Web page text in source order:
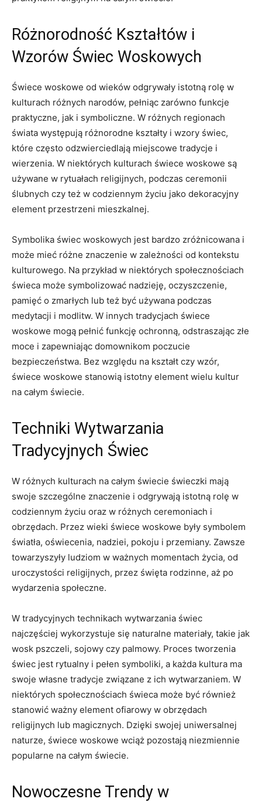
Różnorodność Kształtów i
Wzorów Świec Woskowych
Świece woskowe od wieków odgrywały istotną rolę w
kulturach różnych narodów, pełniąc ⁣zarówno funkcje
praktyczne, jak i symboliczne. W różnych regionach
świata występują różnorodne kształty i wzory świec,
które często ‌odzwierciedlają miejscowe tradycje i
wierzenia. W niektórych kulturach świece woskowe są
używane w rytuałach religijnych, podczas ceremonii
ślubnych ⁢czy też w codziennym życiu jako dekoracyjny
element ‍przestrzeni mieszkalnej.
Symbolika świec woskowych jest bardzo zróżnicowana i
może mieć ⁤różne znaczenie ‍w​ zależności od kontekstu
kulturowego. Na przykład w niektórych społecznościach
świeca może symbolizować nadzieję, oczyszczenie,
pamięć o zmarłych lub też‍ być ⁣używana podczas
medytacji i modlitw. W innych‌ tradycjach świece
woskowe mogą pełnić funkcję ochronną, ‍odstraszając złe​
moce i zapewniając domownikom poczucie
bezpieczeństwa. Bez względu na kształt czy wzór,
świece‌ woskowe stanowią istotny element wielu kultur
na całym świecie.
Techniki Wytwarzania
Tradycyjnych‍ Świec
W różnych kulturach​ na całym świecie świeczki mają
swoje szczególne znaczenie i odgrywają istotną rolę w
codziennym życiu oraz ⁣w różnych ceremoniach i
obrzędach. Przez wieki świece woskowe były symbolem
światła, oświecenia, nadziei, pokoju i przemiany. Zawsze
towarzyszyły ludziom w ważnych momentach życia, od
uroczystości religijnych, przez‌ święta rodzinne, aż po
wydarzenia społeczne.
W tradycyjnych‍ technikach wytwarzania świec
najczęściej wykorzystuje się naturalne materiały, takie jak
wosk​ pszczeli, ⁢sojowy czy palmowy.​ Proces tworzenia
świec jest‍ rytualny i pełen symboliki, a każda kultura ma
swoje⁤ własne tradycje związane z ich wytwarzaniem. W‍
niektórych społecznościach świeca⁤ może ⁣być również
stanowić ważny element‍ ofiarowy ​w obrzędach
religijnych lub magicznych. Dzięki swojej uniwersalnej
naturze,⁣ świece woskowe wciąż pozostają‌ niezmiennie
popularne na całym świecie.
Nowoczesne Trendy ​w